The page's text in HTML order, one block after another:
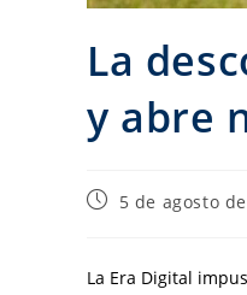
La
y abre
5 de agosto
La Era Digital